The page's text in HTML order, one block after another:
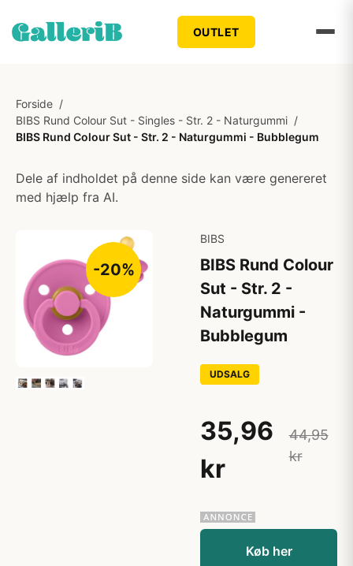
OUTLET
Forside /
BIBS Rund Colour Sut - Singles - Str. 2 - Naturgummi /
BIBS Rund Colour Sut - Str. 2 - Naturgummi - Bubblegum
Dele af indholdet på denne side kan være genereret
med hjælp fra AI.
-20%
BIBS
BIBS Rund Colour
Sut - Str. 2 -
Naturgummi -
Bubblegum
UDSALG
35,96
kr
44,95
kr
Køb her